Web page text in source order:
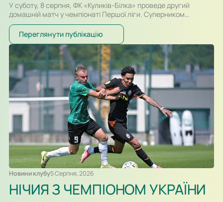
У суботу, 8 серпня, ФК «Куликів-Білка» проведе другий
домашній матч у чемпіонаті Першої ліги. Суперником
команди Сергія Атласюка стане івано-франківське
«Прикарпаття-Благо». Поєдинок на «Арені Куликів»
розпочнеться о 16:30. Для суперників це буде перша
офіційна зустріч в історії. Раніше команди перетиналися
лише у контрольних матчах. Старт сезону для команд
вийшов різним. Новачок Першої ліги «Куликів-Білка» у…
Переглянути публікацію
Новини клубу5 Серпня, 2026
НІЧИЯ З ЧЕМПІОНОМ УКРАЇНИ